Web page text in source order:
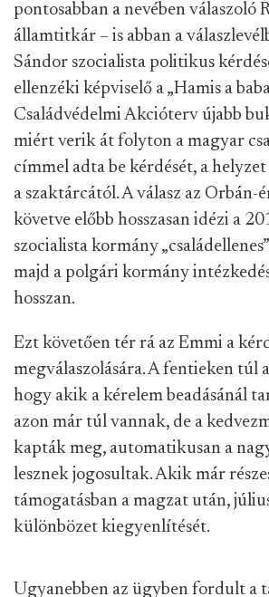
pontosabban a nevében válaszoló
államtitkár – is abban a
Sándor szocialista politikus
ellenzéki képviselő a „Hamis a
Családvédelmi Akcióterv újabb
miért verik át folyton a magyar
címmel adta be kérdését, a
a szaktárcától. A válasz az Orbán-
követve előbb hosszasan idézi a
szocialista kormány
majd a polgári kormány
hosszan.
Ezt követően tér rá az Emmi a
megválaszolására. A fentieken túl
hogy akik a kérelem beadásánál
azon már túl vannak, de a
kapták meg, automatikusan a
lesznek jogosultak. Akik már
támogatásban a magzat után,
különbözet kiegyenlítését.
Ugyanebben az ügyben fordult a